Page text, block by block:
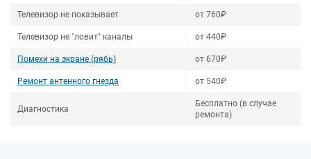
Телевизор не показывает от 760₽
Телевизор не "ловит" каналы от 440₽
Помехи на экране (рябь) от 670₽
Ремонт антенного гнезда от 540₽
Диагностика
Бесплатно (в случае
ремонта)